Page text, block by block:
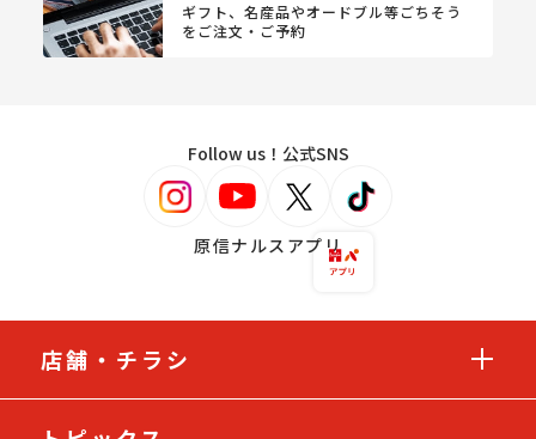
ギフト、名産品やオードブル等ごちそう
をご注文・ご予約
Follow us！公式SNS
原信ナルスアプリ
店舗・チラシ